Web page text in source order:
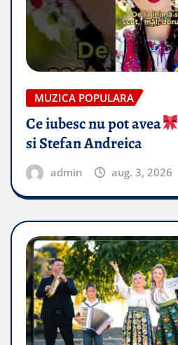
MUZICA POPULARA
Ce iubesc nu pot avea
si Stefan Andreica
admin aug. 3, 2026